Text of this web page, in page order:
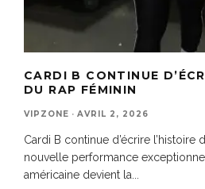
CARDI B CONTINUE
DU RAP FÉMININ
VIPZONE · AVRIL 2, 2026
Cardi B continue d’écrire l’histoire
nouvelle performance
américaine devient la...